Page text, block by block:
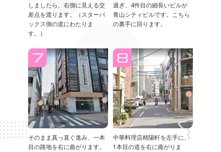
しましたら、右側に見える交
差点を渡ります。（スターバ
ックス側の道にわたりま
す。）
過ぎ、4件目の細長いビルが
青山シティビルです。こちら
の裏手に回ります。
そのまま真っ直ぐ進み、一本
目の路地を右に曲がります。
中華料理店精陽軒を左手に、
1本目の道を右に曲がりま